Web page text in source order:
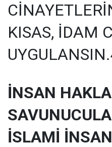
C
KISAS, İDAM
İNSAN
İSLAMİ